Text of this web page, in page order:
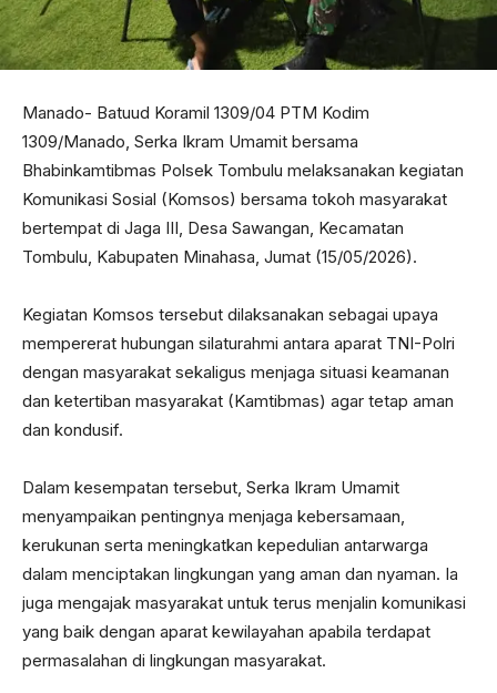
Manado- Batuud Koramil 1309/04 PTM Kodim
1309/Manado, Serka Ikram Umamit bersama
Bhabinkamtibmas Polsek Tombulu melaksanakan kegiatan
Komunikasi Sosial (Komsos) bersama tokoh masyarakat
bertempat di Jaga III, Desa Sawangan, Kecamatan
Tombulu, Kabupaten Minahasa, Jumat (15/05/2026).
Kegiatan Komsos tersebut dilaksanakan sebagai upaya
mempererat hubungan silaturahmi antara aparat TNI-Polri
dengan masyarakat sekaligus menjaga situasi keamanan
dan ketertiban masyarakat (Kamtibmas) agar tetap aman
dan kondusif.
Dalam kesempatan tersebut, Serka Ikram Umamit
menyampaikan pentingnya menjaga kebersamaan,
kerukunan serta meningkatkan kepedulian antarwarga
dalam menciptakan lingkungan yang aman dan nyaman. Ia
juga mengajak masyarakat untuk terus menjalin komunikasi
yang baik dengan aparat kewilayahan apabila terdapat
permasalahan di lingkungan masyarakat.